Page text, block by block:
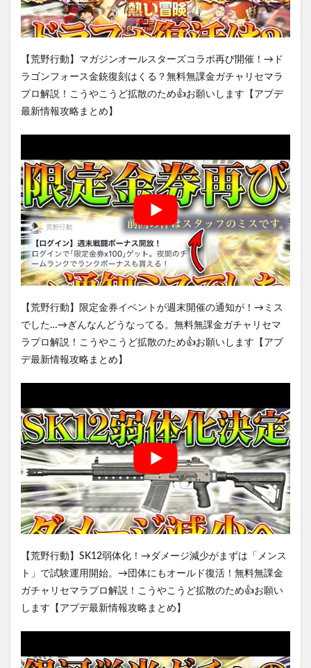
【荒野行動】マガジンオールスターズコラボ再び開催！→ド
ラゴンフォース金銃復刻はくる？無料無課金ガチャリセマラ
プロ解説！こうやこうど拡散のため👍お願いします【アプデ
最新情報攻略まとめ】
【荒野行動】限定金券イベントが週末開催の通知が！→ミス
でした…→ぎんなんどうなってる。無料無課金ガチャリセマ
ラプロ解説！こうやこうど拡散のため👍お願いします【アプ
デ最新情報攻略まとめ】
【荒野行動】SK12弱体化！→ダメージ減少がまずは「メンス
ト」で試験運用開始。→団体にもオールド復活！無料無課金
ガチャリセマラプロ解説！こうやこうど拡散のため👍お願い
します【アプデ最新情報攻略まとめ】